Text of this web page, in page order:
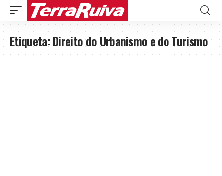
Etiqueta:Direito do Urbanismo e do Turismo